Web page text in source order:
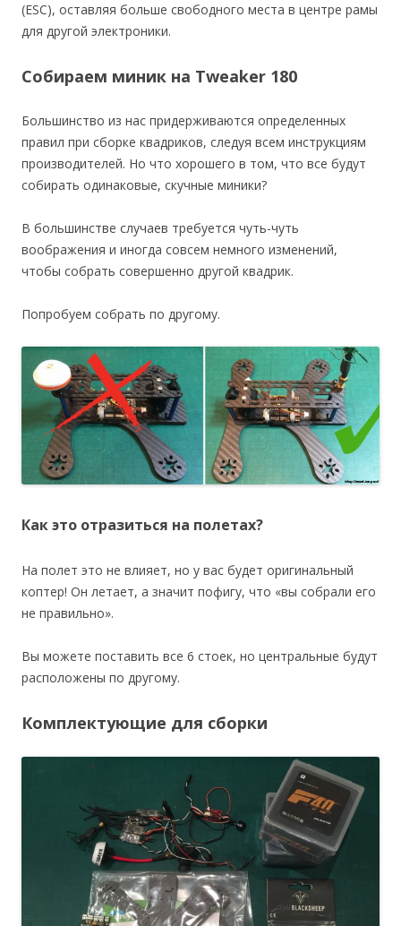
(ESC), оставляя больше свободного места в центре рамы
для другой электроники.
Собираем миник на Tweaker 180
Большинство из нас придерживаются определенных
правил при сборке квадриков, следуя всем инструкциям
производителей. Но что хорошего в том, что все будут
собирать одинаковые, скучные миники?
В большинстве случаев требуется чуть-чуть
воображения и иногда совсем немного изменений,
чтобы собрать совершенно другой квадрик.
Попробуем собрать по другому.
Как это отразиться на полетах?
На полет это не влияет, но у вас будет оригинальный
коптер! Он летает, а значит пофигу, что «вы собрали его
не правильно».
Вы можете поставить все 6 стоек, но центральные будут
расположены по другому.
Комплектующие для сборки